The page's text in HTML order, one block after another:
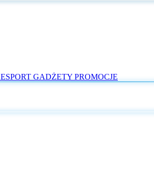
ESPORT GADŻETY PROMOCJE